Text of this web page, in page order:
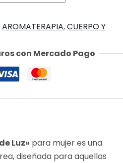
AROMATERAPIA,CUERPO Y
con Mercado Pago
Luz» para mujer es una
diseñada para aquellas